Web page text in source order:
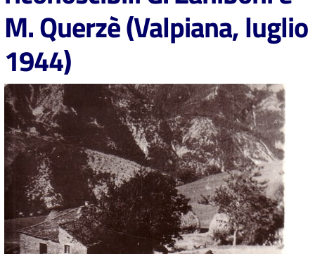
Risorse
online
Casa
Piani
Archivio
storico
M. Querzè (Valpiana, luglio
1944)